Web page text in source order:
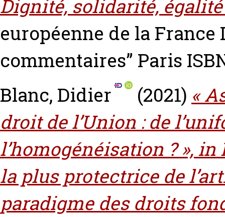
Dignité, solidarité,
européenne de la France
commentaires” Paris
Blanc, Didier
(2021) «
droit de l’Union : de
l’homogénéisation ? »,
la plus protectrice de
paradigme des droits